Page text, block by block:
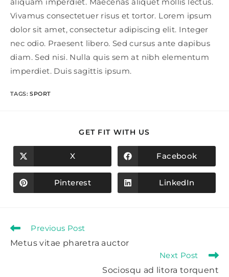
Vivamus consectetuer risus et tortor. Lorem ipsum
dolor sit amet, consectetur adipiscing elit. Integer
nec odio. Praesent libero. Sed cursus ante dapibus
diam. Sed nisi. Nulla quis sem at nibh elementum
imperdiet. Duis sagittis ipsum.
TAGS:SPORT
GET FIT WITH US
CONTENT
Opens
in
a
new
window
X Opens
in
a
new
window
Facebook
Opens
in
Pinterest Opens
in
LinkedIn
Read
articles
Previous Post
Metus vitae pharetra auctor
Next Post
Sociosqu ad litora torquent